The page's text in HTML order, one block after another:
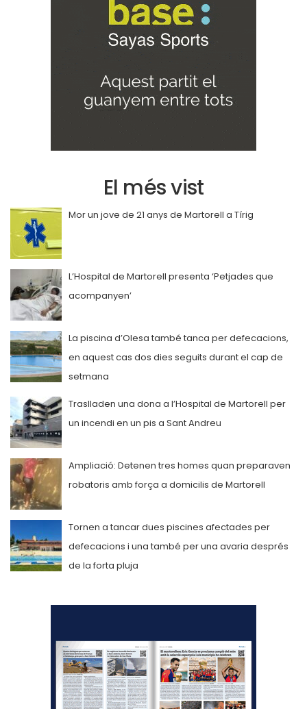
El més vist
Mor un jove de 21 anys de Martorell a Tírig
L’Hospital de Martorell presenta ‘Petjades que
acompanyen’
La piscina d’Olesa també tanca per defecacions,
en aquest cas dos dies seguits durant el cap de
setmana
Traslladen una dona a l’Hospital de Martorell per
un incendi en un pis a Sant Andreu
Ampliació: Detenen tres homes quan preparaven
robatoris amb força a domicilis de Martorell
Tornen a tancar dues piscines afectades per
defecacions i una també per una avaria després
de la forta pluja